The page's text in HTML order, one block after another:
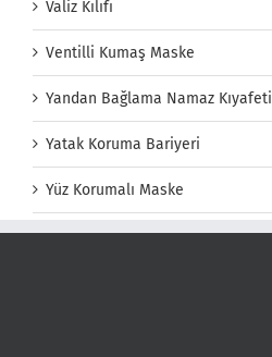
Valiz Kılıfı
Ventilli Kumaş Maske
Yandan Bağlama Namaz Kıyafeti
Yatak Koruma Bariyeri
Yüz Korumalı Maske